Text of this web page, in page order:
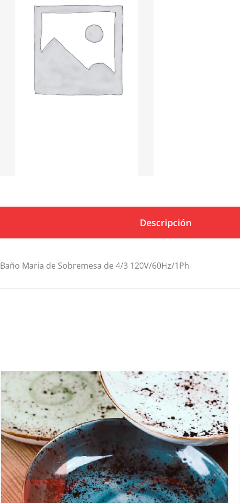
Descripción
Baño Maria de Sobremesa de 4/3 120V/60Hz/1Ph